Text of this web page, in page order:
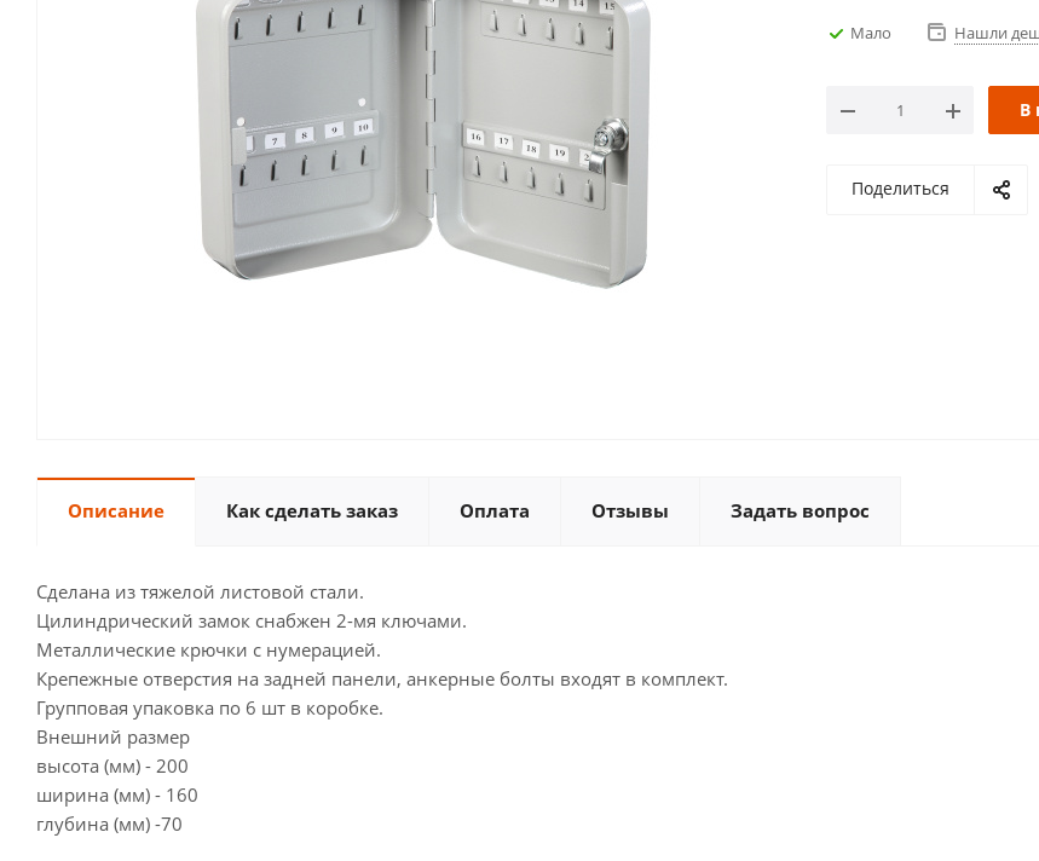
Мало Нашли
В
Поделиться
Описание Как сделать заказ Оплата Отзывы Задать вопрос
Сделана из тяжелой листовой стали.
Цилиндрический замок снабжен 2-мя ключами.
Металлические крючки с нумерацией.
Крепежные отверстия на задней панели, анкерные болты входят в комплект.
Групповая упаковка по 6 шт в коробке.
Внешний размер
высота (мм) - 200
ширина (мм) - 160
глубина (мм) -70